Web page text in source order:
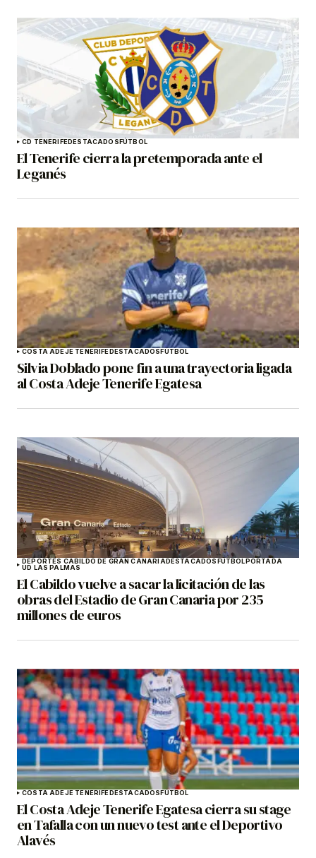
CD TENERIFEDESTACADOSFÚTBOL
El Tenerife cierra la pretemporada ante el
Leganés
COSTA ADEJE TENERIFEDESTACADOSFÚTBOL
Silvia Doblado pone fin a una trayectoria ligada
al Costa Adeje Tenerife Egatesa
DEPORTES CABILDO DE GRAN CANARIADESTACADOSFÚTBOLPORTADA
UD LAS PALMAS
El Cabildo vuelve a sacar la licitación de las
obras del Estadio de Gran Canaria por 235
millones de euros
COSTA ADEJE TENERIFEDESTACADOSFÚTBOL
El Costa Adeje Tenerife Egatesa cierra su stage
en Tafalla con un nuevo test ante el Deportivo
Alavés